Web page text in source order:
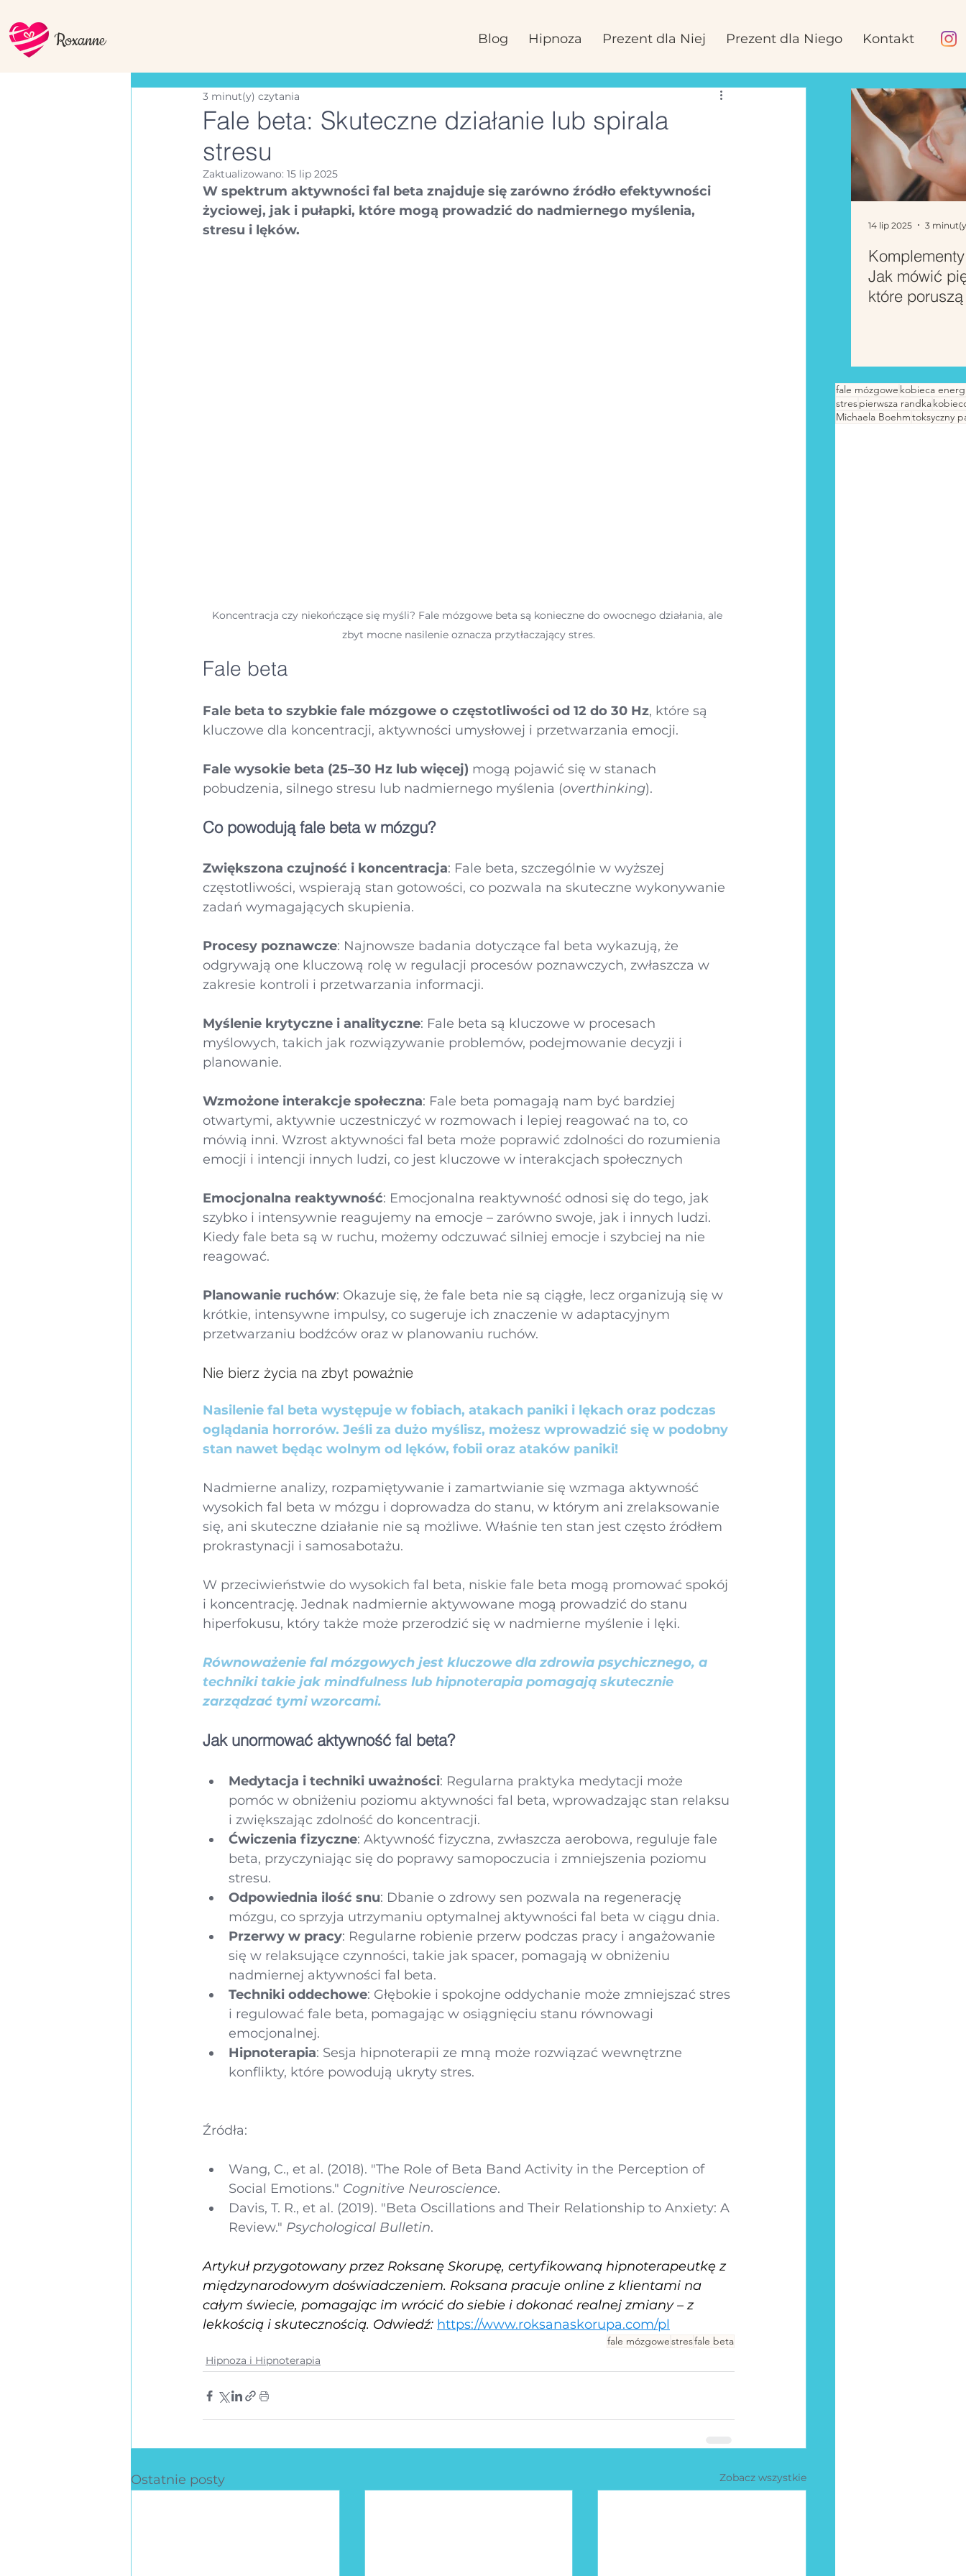
Roxanne Blog Hipnoza Prezent dla Niej Prezent dla Niego Kontakt
Fale beta: Skuteczne działanie lub spirala
stresu
3 minut(y) czytania
Zaktualizowano: 15 lip 2025
W spektrum aktywności fal beta znajduje się zarówno źródło efektywności
życiowej, jak i pułapki, które mogą prowadzić do nadmiernego myślenia,
stresu i lęków.
Koncentracja czy niekończące się myśli? Fale mózgowe beta są konieczne do owocnego działania, ale
zbyt mocne nasilenie oznacza przytłaczający stres.
Fale beta
Fale beta to szybkie fale mózgowe o częstotliwości od 12 do 30 Hz, które są
kluczowe dla koncentracji, aktywności umysłowej i przetwarzania emocji.
Fale wysokie beta (25–30 Hz lub więcej) mogą pojawić się w stanach
pobudzenia, silnego stresu lub nadmiernego myślenia (overthinking).
Co powodują fale beta w mózgu?
Zwiększona czujność i koncentracja: Fale beta, szczególnie w wyższej
częstotliwości, wspierają stan gotowości, co pozwala na skuteczne wykonywanie
zadań wymagających skupienia.
Procesy poznawcze: Najnowsze badania dotyczące fal beta wykazują, że
odgrywają one kluczową rolę w regulacji procesów poznawczych, zwłaszcza w
zakresie kontroli i przetwarzania informacji.
Myślenie krytyczne i analityczne: Fale beta są kluczowe w procesach
myślowych, takich jak rozwiązywanie problemów, podejmowanie decyzji i
planowanie.
Wzmożone interakcje społeczna: Fale beta pomagają nam być bardziej
otwartymi, aktywnie uczestniczyć w rozmowach i lepiej reagować na to, co
mówią inni. Wzrost aktywności fal beta może poprawić zdolności do rozumienia
emocji i intencji innych ludzi, co jest kluczowe w interakcjach społecznych
Emocjonalna reaktywność: Emocjonalna reaktywność odnosi się do tego, jak
szybko i intensywnie reagujemy na emocje – zarówno swoje, jak i innych ludzi.
Kiedy fale beta są w ruchu, możemy odczuwać silniej emocje i szybciej na nie
reagować.
Planowanie ruchów: Okazuje się, że fale beta nie są ciągłe, lecz organizują się w
krótkie, intensywne impulsy, co sugeruje ich znaczenie w adaptacyjnym
przetwarzaniu bodźców oraz w planowaniu ruchów​.
Nie bierz życia na zbyt poważnie
Nasilenie fal beta występuje w fobiach, atakach paniki i lękach oraz podczas
oglądania horrorów. Jeśli za dużo myślisz, możesz wprowadzić się w podobny
stan nawet będąc wolnym od lęków, fobii oraz ataków paniki!
Nadmierne analizy, rozpamiętywanie i zamartwianie się wzmaga aktywność
wysokich fal beta w mózgu i doprowadza do stanu, w którym ani zrelaksowanie
się, ani skuteczne działanie nie są możliwe. Właśnie ten stan jest często źródłem
prokrastynacji i samosabotażu.
W przeciwieństwie do wysokich fal beta, niskie fale beta mogą promować spokój
i koncentrację. Jednak nadmiernie aktywowane mogą prowadzić do stanu
hiperfokusu, który także może przerodzić się w nadmierne myślenie i lęki.
Równoważenie fal mózgowych jest kluczowe dla zdrowia psychicznego, a
techniki takie jak mindfulness lub hipnoterapia pomagają skutecznie
zarządzać tymi wzorcami.
Jak unormować aktywność fal beta?
Medytacja i techniki uważności: Regularna praktyka medytacji może
pomóc w obniżeniu poziomu aktywności fal beta, wprowadzając stan relaksu
i zwiększając zdolność do koncentracji.
Ćwiczenia fizyczne: Aktywność fizyczna, zwłaszcza aerobowa, reguluje fale
beta, przyczyniając się do poprawy samopoczucia i zmniejszenia poziomu
stresu.
Odpowiednia ilość snu: Dbanie o zdrowy sen pozwala na regenerację
mózgu, co sprzyja utrzymaniu optymalnej aktywności fal beta w ciągu dnia.
Przerwy w pracy: Regularne robienie przerw podczas pracy i angażowanie
się w relaksujące czynności, takie jak spacer, pomagają w obniżeniu
nadmiernej aktywności fal beta.
Techniki oddechowe: Głębokie i spokojne oddychanie może zmniejszać stres
i regulować fale beta, pomagając w osiągnięciu stanu równowagi
emocjonalnej.
Hipnoterapia: Sesja hipnoterapii ze mną może rozwiązać wewnętrzne
konflikty, które powodują ukryty stres.
Źródła:
Wang, C., et al. (2018). "The Role of Beta Band Activity in the Perception of
Social Emotions." Cognitive Neuroscience.
Davis, T. R., et al. (2019). "Beta Oscillations and Their Relationship to Anxiety: A
Review." Psychological Bulletin.
Artykuł przygotowany przez Roksanę Skorupę, certyfikowaną hipnoterapeutkę z
międzynarodowym doświadczeniem. Roksana pracuje online z klientami na
całym świecie, pomagając im wrócić do siebie i dokonać realnej zmiany – z
lekkością i skutecznością. Odwiedź: https://www.roksanaskorupa.com/pl
fale mózgowestresfale beta
Hipnoza i Hipnoterapia
Ostatnie posty Zobacz wszystkie
Jak mówić
które
14 lip 2025 3
fale mózgowe kobieca
strespierwsza randka
Michaela Boehmtoksyczny